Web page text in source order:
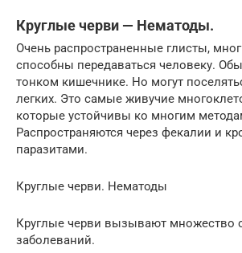
Круглые черви — Нематоды.
Очень распространенные глисты,
способны передаваться человеку.
тонком кишечнике. Но могут
легких. Это самые живучие
которые устойчивы ко многим
Распространяются через фекалии и
паразитами.
Круглые черви. Нематоды
Круглые черви вызывают множество
заболеваний.